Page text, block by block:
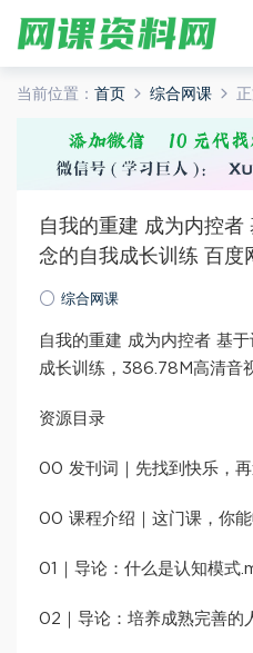
当前位置： 首页 综合网课
自我的重建 成为内控者
念的自我成长训练​ 百度
综合网课
自我的重建 成为内控者 基
成长训练​，386.78M高清音
资源目录
00 发刊词｜先找到快乐，
00 课程介绍｜这门课，你
01｜导论：什么是认知模式
02｜导论：培养成熟完善的